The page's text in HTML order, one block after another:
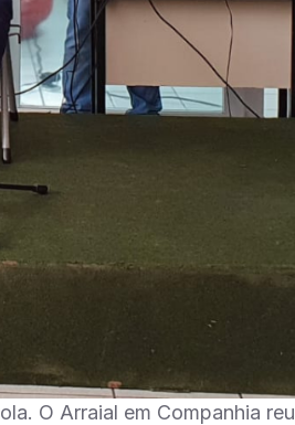
O Arraial em Companhia